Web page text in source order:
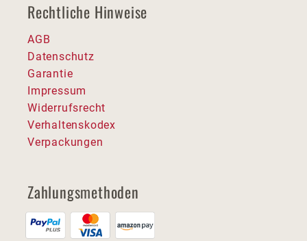
Rechtliche Hinweise
AGB
Datenschutz
Garantie
Impressum
Widerrufsrecht
Verhaltenskodex
Verpackungen
Zahlungsmethoden